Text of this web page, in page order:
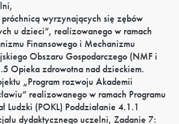
wyrzynających się zębów
u dzieci”, realizowanego w ramach
Finansowego i Mechanizmu
Obszaru Gospodarczego (NMF i
Opieka zdrowotna nad dzieckiem.
„Program rozwoju Akademii
realizowanego w ramach Programu
Ludzki (POKL) Poddziałanie 4.1.1
dydaktycznego uczelni, Zadanie 7: